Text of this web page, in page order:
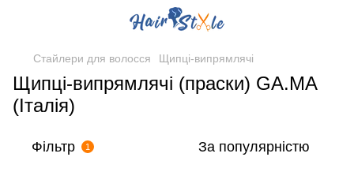
Стайлери для волосся Щипці-випрямлячі
Щипці-випрямлячі (праски) GA.MA
(Італія)
Фільтр 1 За популярністю